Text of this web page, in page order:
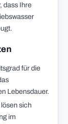
dass Ihre
für die
Lebensdauer.
sich
im